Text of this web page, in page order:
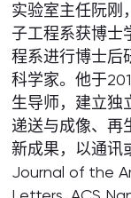
实验室主任阮刚
子工程系获博士
程系进行博士后
科学家。他于
生导师，建立独
递送与成像、再
新成果，以通讯
Journal of the